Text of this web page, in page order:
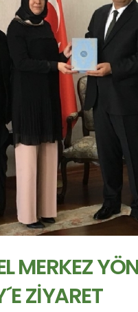
MERKEZ
ZİYARET